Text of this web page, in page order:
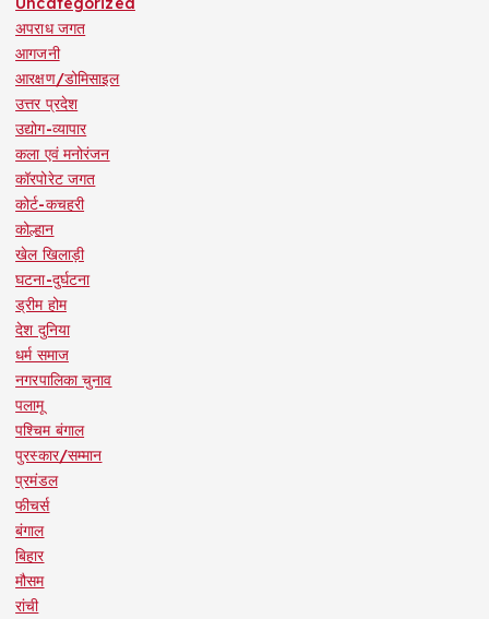
अपराध जगत
आगजनी
आरक्षण/डोमिसाइल
उत्तर प्रदेश
उद्योग-व्यापार
कला एवं मनोरंजन
कॉरपोरेट जगत
कोर्ट-कचहरी
कोल्हान
खेल खिलाड़ी
घटना-दुर्घटना
ड्रीम होम
देश दुनिया
धर्म समाज
नगरपालिका चुनाव
पलामू
पश्चिम बंगाल
पुरस्कार/सम्मान
प्रमंडल
फीचर्स
बंगाल
बिहार
मौसम
रांची